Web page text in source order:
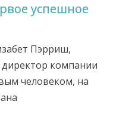
успешное
Пэрриш,
компании
человеком, на